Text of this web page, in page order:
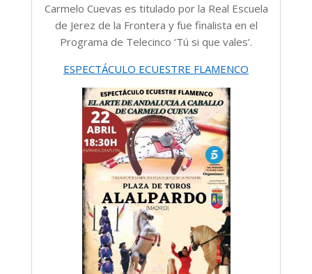
Carmelo Cuevas es titulado por la Real Escuela
de Jerez de la Frontera y fue finalista en el
Programa de Telecinco ‘Tú si que vales’.
ESPECTÁCULO ECUESTRE FLAMENCO